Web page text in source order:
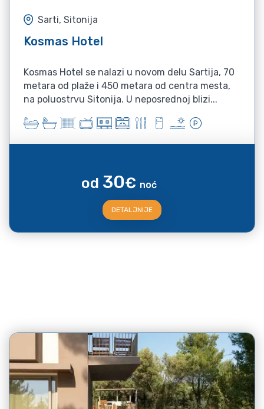
Sarti, Sitonija
Kosmas Hotel
Kosmas Hotel se nalazi u novom delu Sartija, 70
metara od plaže i 450 metara od centra mesta,
na poluostrvu Sitonija. U neposrednoj blizi...
od 30€ noć
DETALJNIJE